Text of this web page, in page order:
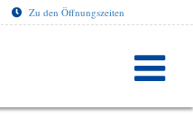
Zu den Öffnungszeiten